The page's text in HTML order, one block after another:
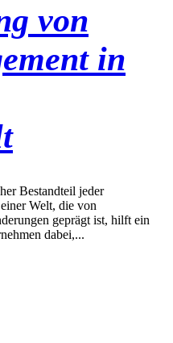
von
in
Bestandteil jeder
Welt, die von
geprägt ist, hilft ein
dabei,...